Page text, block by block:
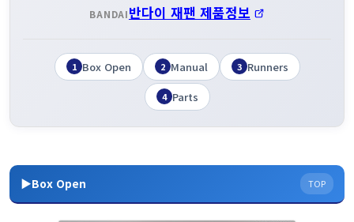
BANDAI반다이 재팬 제품정보
1 Box Open 2 Manual 3 Runners
4 Parts
▶Box Open TOP